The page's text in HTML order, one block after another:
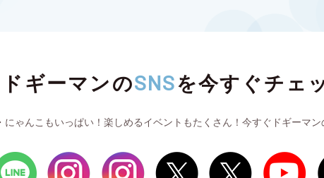
ドギーマンのSNSを今すぐチェ
にゃんこもいっぱい！楽しめるイベントもたくさん！今すぐドギーマン